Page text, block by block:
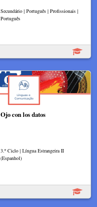
Secundário | Português | Profissionais |
Português
Ojo con los datos
3.º Ciclo | Língua Estrangeira II
(Espanhol)